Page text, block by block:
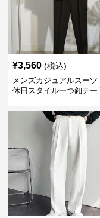
¥3,560 (税込)
メンズカジュアルスーツ
休日スタイル一つ釦テー